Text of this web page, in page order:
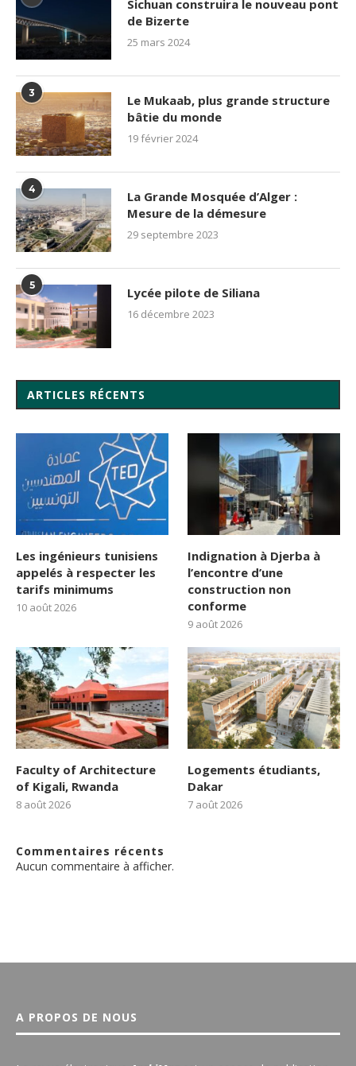
Sichuan construira le nouveau pont
de Bizerte
25 mars 2024
3
Le Mukaab, plus grande structure
bâtie du monde
19 février 2024
4
La Grande Mosquée d’Alger :
Mesure de la démesure
29 septembre 2023
5 Lycée pilote de Siliana
16 décembre 2023
ARTICLES RÉCENTS
Les ingénieurs tunisiens
appelés à respecter les
tarifs minimums
10 août 2026
Indignation à Djerba à
l’encontre d’une
construction non
conforme
9 août 2026
Faculty of Architecture
of Kigali, Rwanda
8 août 2026
Logements étudiants,
Dakar
7 août 2026
Commentaires récents
Aucun commentaire à afficher.
A PROPOS DE NOUS